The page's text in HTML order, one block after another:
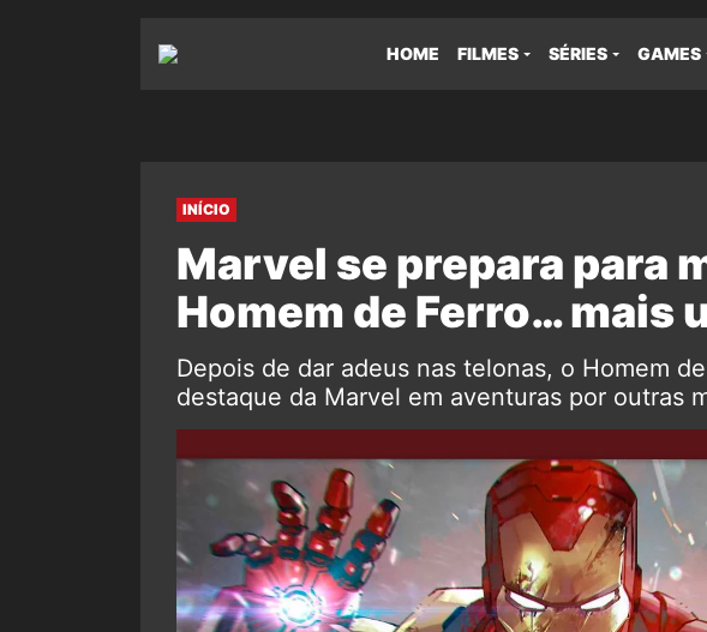
HOME FILMES SÉRIES GAMES
INÍCIO
Marvel se prepara para
Homem de Ferro… mais
Depois de dar adeus nas telonas, o Homem
destaque da Marvel em aventuras por outras